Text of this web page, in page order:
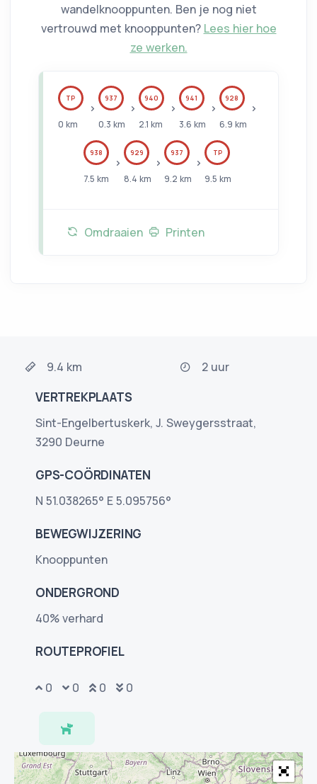
wandelknooppunten. Ben je nog niet
vertrouwd met knooppunten? Lees hier hoe
ze werken.
TP
0 km
937
0.3 km
940
2.1 km
941
3.6 km
928
6.9 km
938
7.5 km
929
8.4 km
937
9.2 km
TP
9.5 km
Omdraaien Printen
9.4 km 2 uur
VERTREKPLAATS
Sint-Engelbertuskerk, J. Sweygersstraat,
3290 Deurne
GPS-COÖRDINATEN
N 51.038265° E 5.095756°
BEWEGWIJZERING
Knooppunten
ONDERGROND
40% verhard
ROUTEPROFIEL
0 0 0 0